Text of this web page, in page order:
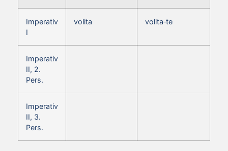
Imperativ
I
volita volita‑te
Imperativ
II, 2.
Pers.
Imperativ
II, 3.
Pers.